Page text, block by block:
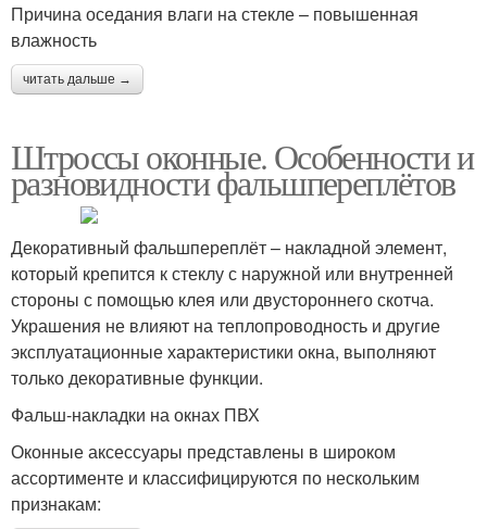
Причина оседания влаги на стекле – повышенная
влажность
читать дальше →
Штроссы оконные. Особенности и
разновидности фальшпереплётов
Декоративный фальшпереплёт – накладной элемент,
который крепится к стеклу с наружной или внутренней
стороны с помощью клея или двустороннего скотча.
Украшения не влияют на теплопроводность и другие
эксплуатационные характеристики окна, выполняют
только декоративные функции.
Фальш-накладки на окнах ПВХ
Оконные аксессуары представлены в широком
ассортименте и классифицируются по нескольким
признакам: